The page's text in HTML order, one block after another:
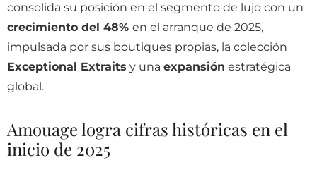
consolida su posición en el segmento de lujo con un
crecimiento del 48% en el arranque de 2025,
impulsada por sus boutiques propias, la colección
Exceptional Extraits y una expansión estratégica
global.
Amouage logra cifras históricas en el
inicio de 2025